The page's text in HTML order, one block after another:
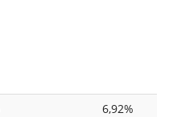
6,92%